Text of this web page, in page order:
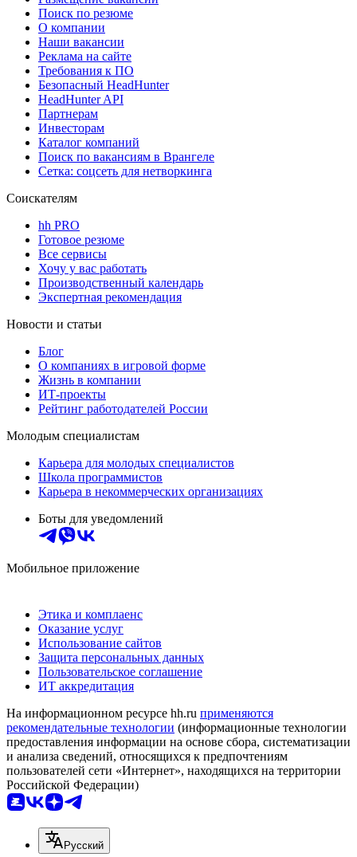
Поиск по резюме
О компании
Наши вакансии
Реклама на сайте
Требования к ПО
Безопасный HeadHunter
HeadHunter API
Партнерам
Инвесторам
Каталог компаний
Поиск по вакансиям в Врангеле
Сетка: соцсеть для нетворкинга
Соискателям
hh PRO
Готовое резюме
Все сервисы
Хочу у вас работать
Производственный календарь
Экспертная рекомендация
Новости и статьи
Блог
О компаниях в игровой форме
Жизнь в компании
ИТ-проекты
Рейтинг работодателей России
Молодым специалистам
Карьера для молодых специалистов
Школа программистов
Карьера в некоммерческих организациях
Боты для уведомлений
Мобильное приложение
Этика и комплаенс
Оказание услуг
Использование сайтов
Защита персональных данных
Пользовательское соглашение
ИТ аккредитация
На информационном ресурсе hh.ru применяются
рекомендательные технологии (информационные технологии
предоставления информации на основе сбора, систематизации
и анализа сведений, относящихся к предпочтениям
пользователей сети «Интернет», находящихся на территории
Российской Федерации)
Русский